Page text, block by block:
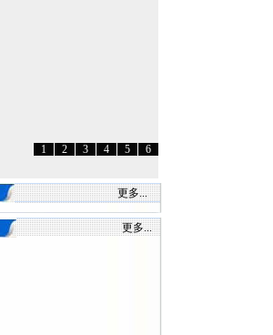
1 2 3 4 5 6
更多...
更多...